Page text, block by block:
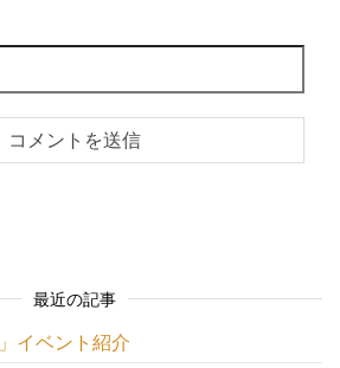
最近の記事
イベント紹介